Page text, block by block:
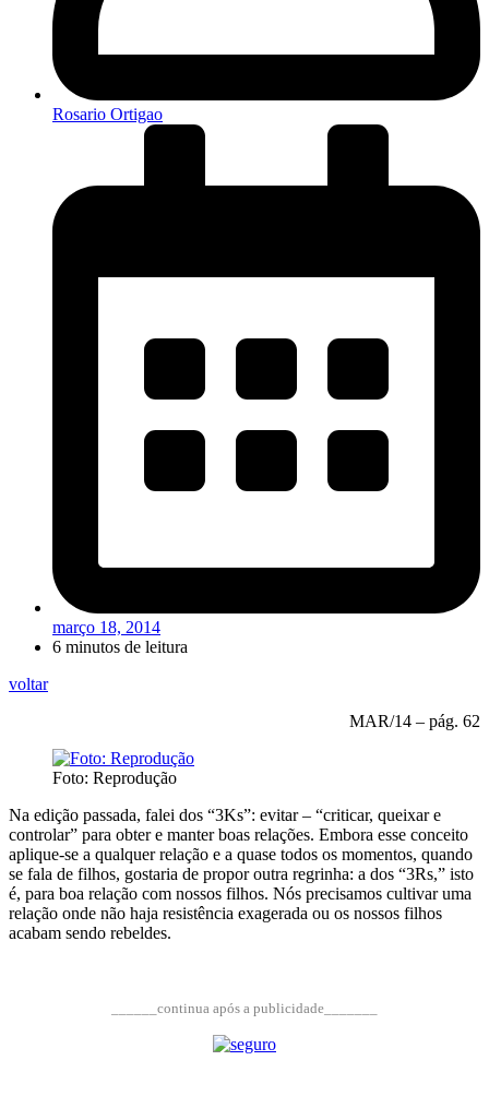
Rosario Ortigao
março 18, 2014
6 minutos de leitura
voltar
MAR/14 – pág. 62
Foto: Reprodução
Na edição passada, falei dos “3Ks”: evitar – “criticar, queixar e
controlar” para obter e manter boas relações. Embora esse conceito
aplique-se a qualquer relação e a quase todos os momentos, quando
se fala de filhos, gostaria de propor outra regrinha: a dos “3Rs,” isto
é, para boa relação com nossos filhos. Nós precisamos cultivar uma
relação onde não haja resistência exagerada ou os nossos filhos
acabam sendo rebeldes.
______continua após a publicidade_______